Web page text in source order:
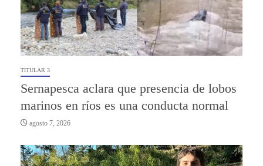
TITULAR 3
Sernapesca aclara que presencia de lobos
marinos en ríos es una conducta normal
agosto 7, 2026